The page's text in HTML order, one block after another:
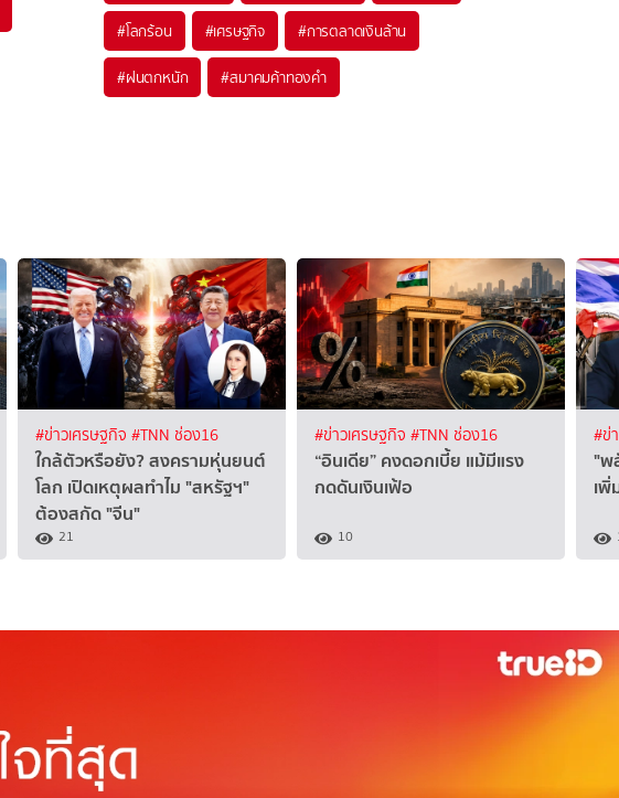
#โลกร้อน #เศรษฐกิจ #การตลาดเงินล้าน
#ฝนตกหนัก #สมาคมค้าทองคำ
#ข่าวเศรษฐกิจ #TNN ช่อง16
ใกล้ตัวหรือยัง? สงครามหุ่นยนต์
โลก เปิดเหตุผลทำไม "สหรัฐฯ"
ต้องสกัด "จีน"
21
#ข่าวเศรษฐกิจ #TNN ช่อง16
“อินเดีย” คงดอกเบี้ย แม้มีแรง
กดดันเงินเฟ้อ
10
#ข่
"พ
เพิ่